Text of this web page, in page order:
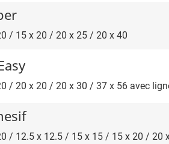
/ 15 x 20 / 20 x 25 / 20 x 40
/ 20 x 20 / 20 x 30 / 37 x 56 avec
/ 12.5 x 12.5 / 15 x 15 / 15 x 20 / 20